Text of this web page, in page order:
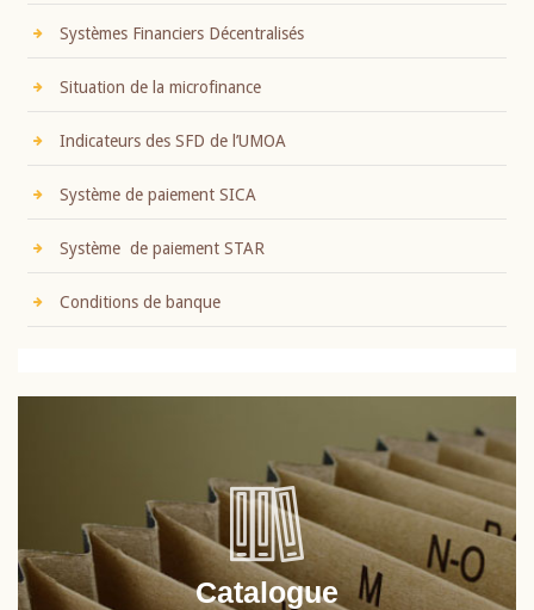
Systèmes Financiers Décentralisés
Situation de la microfinance
Indicateurs des SFD de l’UMOA
Système de paiement SICA
Système de paiement STAR
Conditions de banque
Catalogue